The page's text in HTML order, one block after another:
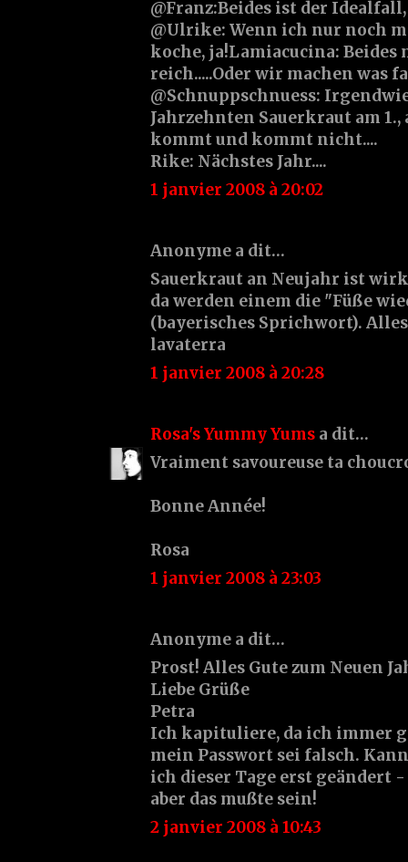
@Franz:Beides ist der
@Ulrike: Wenn ich nur noch
koche, ja!Lamiacucina: Beides
reich.....Oder wir machen was
@Schnuppschnuess:
Jahrzehnten Sauerkraut am 1.,
kommt und kommt nicht....
Rike: Nächstes Jahr....
1 janvier 2008 à 20:02
Anonyme a dit…
Sauerkraut an Neujahr ist
da werden einem die "Füße
(bayerisches Sprichwort).
lavaterra
1 janvier 2008 à 20:28
Rosa's Yummy Yums a dit…
Vraiment savoureuse ta
Bonne Année!
Rosa
1 janvier 2008 à 23:03
Anonyme a dit…
Prost! Alles Gute zum Neuen
Liebe Grüße
Petra
Ich kapituliere, da ich immer
mein Passwort sei falsch.
ich dieser Tage erst geändert
aber das mußte sein!
2 janvier 2008 à 10:43